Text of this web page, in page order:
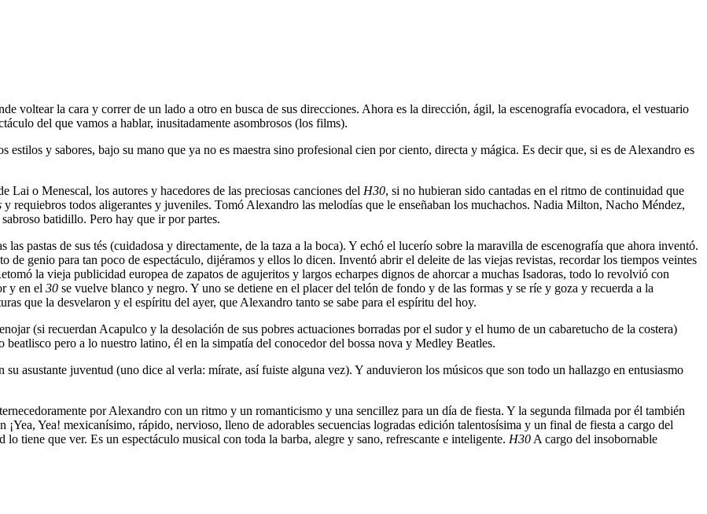
voltear la cara y correr de un lado a otro en busca de sus direcciones. Ahora es la dirección, ágil, la escenografía evocadora, el vestuario
del que vamos a hablar, inusitadamente asombrosos (los films).
estilos y sabores, bajo su mano que ya no es maestra sino profesional cien por ciento, directa y mágica. Es decir que, si es de Alexandro es
o Menescal, los autores y hacedores de las preciosas canciones del H30, si no hubieran sido cantadas en el ritmo de continuidad que
y requiebros todos aligerantes y juveniles. Tomó Alexandro las melodías que le enseñaban los muchachos. Nadia Milton, Nacho Méndez,
batidillo. Pero hay que ir por partes.
pastas de sus tés (cuidadosa y directamente, de la taza a la boca). Y echó el lucerío sobre la maravilla de escenografía que ahora inventó.
de genio para tan poco de espectáculo, dijéramos y ellos lo dicen. Inventó abrir el deleite de las viejas revistas, recordar los tiempos veintes
la vieja publicidad europea de zapatos de agujeritos y largos echarpes dignos de ahorcar a muchas Isadoras, todo lo revolvió con
y en el 30 se vuelve blanco y negro. Y uno se detiene en el placer del telón de fondo y de las formas y se ríe y goza y recuerda a la
que la desvelaron y el espíritu del ayer, que Alexandro tanto se sabe para el espíritu del hoy.
(si recuerdan Acapulco y la desolación de sus pobres actuaciones borradas por el sudor y el humo de un cabaretucho de la costera)
pero a lo nuestro latino, él en la simpatía del conocedor del bossa nova y Medley Beatles.
asustante juventud (uno dice al verla: mírate, así fuiste alguna vez). Y anduvieron los músicos que son todo un hallazgo en entusiasmo
por Alexandro con un ritmo y un romanticismo y una sencillez para un día de fiesta. Y la segunda filmada por él también
Yea! mexicanísimo, rápido, nervioso, lleno de adorables secuencias logradas edición talentosísima y un final de fiesta a cargo del
tiene que ver. Es un espectáculo musical con toda la barba, alegre y sano, refrescante e inteligente. H30 A cargo del insobornable